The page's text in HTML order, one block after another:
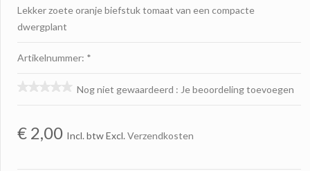
Lekker zoete oranje biefstuk tomaat van een compacte
dwergplant
Artikelnummer: *
Nog niet gewaardeerd : Je beoordeling toevoegen
€ 2,00 Incl. btw Excl. Verzendkosten